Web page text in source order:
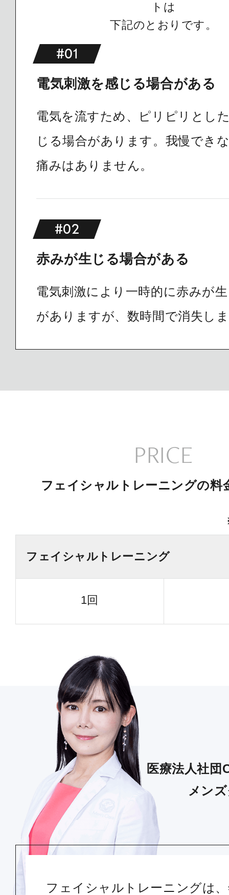
トは
下記のとおりです。
電気刺激を感じる場合がある
#01
電気を流すため、ピリピリとし
じる場合があります。我慢でき
痛みはありません。
赤みが生じる場合がある
#02
電気刺激により一時的に赤みが
がありますが、数時間で消失し
フェイシャルトレーニングの料
PRICE
フェイシャルトレーニング
1回
フェイシャルトレーニングは
医療法人社団
メン